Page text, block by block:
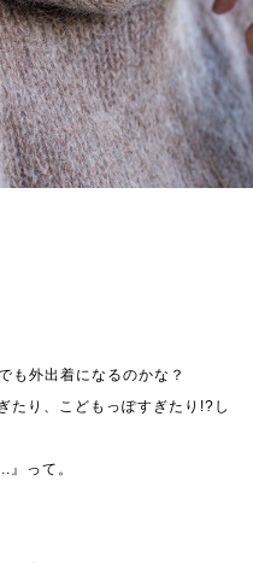
も外出着になるのかな？
たり、こどもっぽすぎたり!?し
』って。